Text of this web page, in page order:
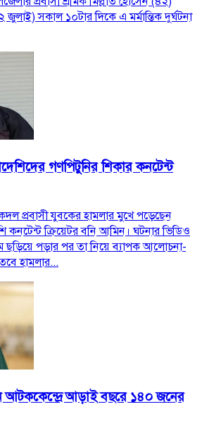
সকাল ১০টার দিকে এ মর্মান্তিক দুর্ঘটনা
গণপিটুনির শিকার কনটেন্ট
প্রবাসী যুবকের হামলার মুখে পড়েছেন
কনটেন্ট ক্রিয়েটর বনি আমিন। ঘটনার ভিডিও
ছড়িয়ে পড়ার পর তা নিয়ে ব্যাপক আলোচনা-
হামলার...
আটককেন্দ্রে আড়াই বছরে ১৪০ জনের